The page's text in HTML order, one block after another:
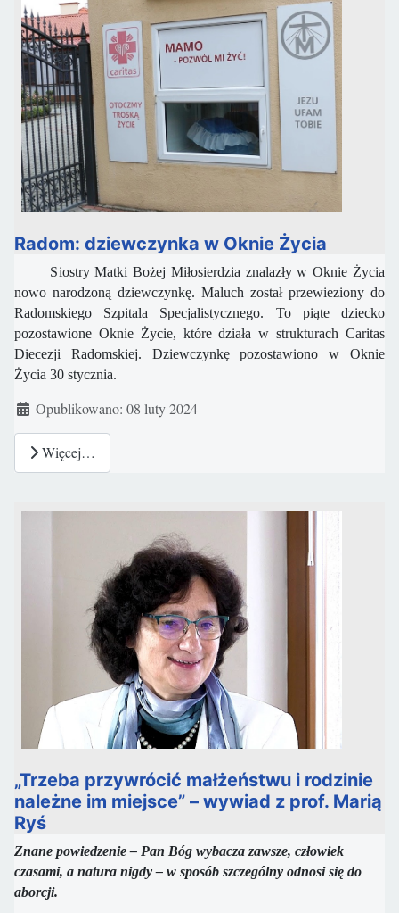
Radom: dziewczynka w Oknie Życia
Siostry Matki Bożej Miłosierdzia znalazły w Oknie Życia
nowo narodzoną dziewczynkę. Maluch został przewieziony do
Radomskiego Szpitala Specjalistycznego. To piąte dziecko
pozostawione Oknie Życie, które działa w strukturach Caritas
Diecezji Radomskiej. Dziewczynkę pozostawiono w Oknie
Życia 30 stycznia.
Szczegóły
Opublikowano: 08 luty 2024
Więcej…
„Trzeba przywrócić małżeństwu i rodzinie
należne im miejsce” – wywiad z prof. Marią
Ryś
Znane powiedzenie – Pan Bóg wybacza zawsze, człowiek
czasami, a natura nigdy – w sposób szczególny odnosi się do
aborcji.